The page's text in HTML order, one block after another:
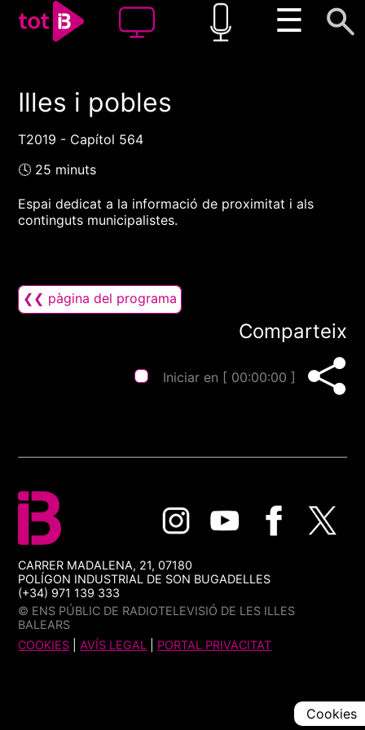
☰
00:00 00:00
1x
Illes i pobles
T2019 - Capítol 564
🕓 25 minuts
Espai dedicat a la informació de proximitat i als
continguts municipalistes.
❮❮ pàgina del programa
Comparteix
Iniciar en [ 00:00:00 ]
CARRER MADALENA, 21, 07180
POLÍGON INDUSTRIAL DE SON BUGADELLES
(+34) 971 139 333
© ENS PÚBLIC DE RADIOTELEVISIÓ DE LES ILLES
BALEARS
COOKIES |AVÍS LEGAL PORTAL PRIVACITAT
Cookies